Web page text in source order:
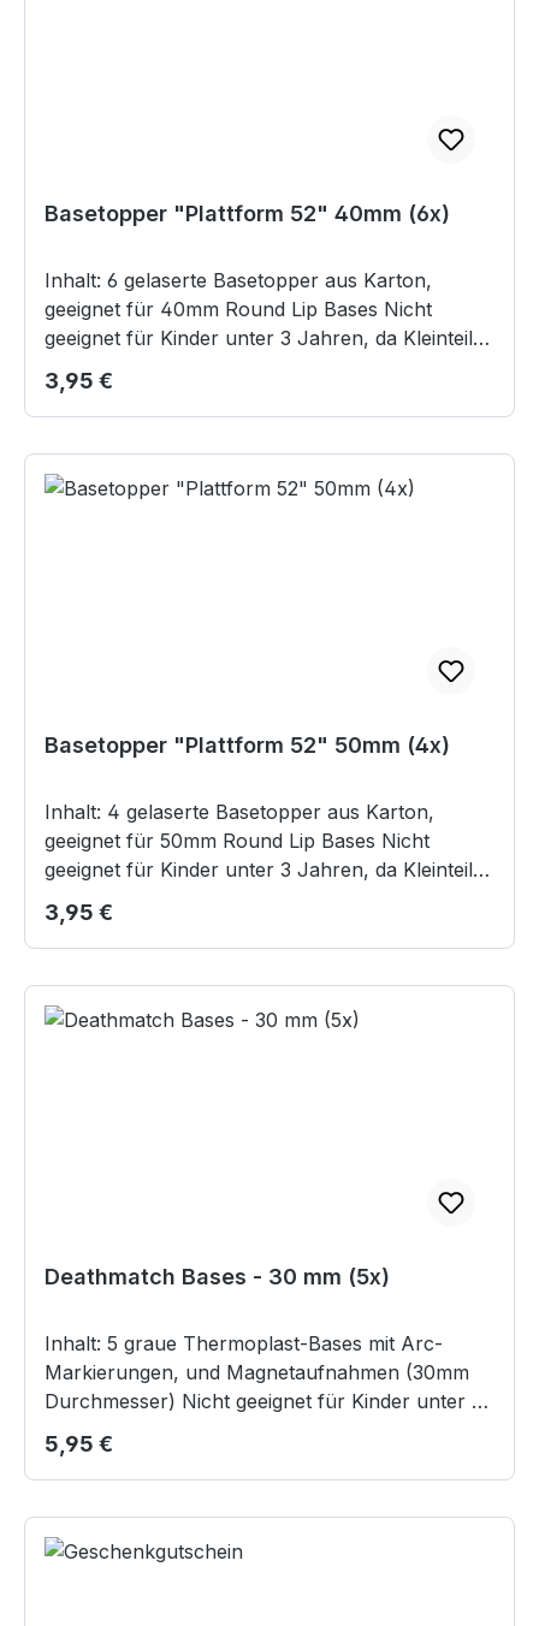
Basetopper "Plattform 52" 40mm (6x)
Inhalt: 6 gelaserte Basetopper aus Karton,
geeignet für 40mm Round Lip Bases Nicht
geeignet für Kinder unter 3 Jahren, da Kleinteile
verschluckt werden können.
Regulärer Preis:
3,95 €
Basetopper "Plattform 52" 50mm (4x)
Inhalt: 4 gelaserte Basetopper aus Karton,
geeignet für 50mm Round Lip Bases Nicht
geeignet für Kinder unter 3 Jahren, da Kleinteile
verschluckt werden können.
Regulärer Preis:
3,95 €
Deathmatch Bases - 30 mm (5x)
Inhalt: 5 graue Thermoplast-Bases mit Arc-
Markierungen, und Magnetaufnahmen (30mm
Durchmesser) Nicht geeignet für Kinder unter 3
Jahren, da Kleinteile verschluckt werden
können.
Regulärer Preis:
5,95 €